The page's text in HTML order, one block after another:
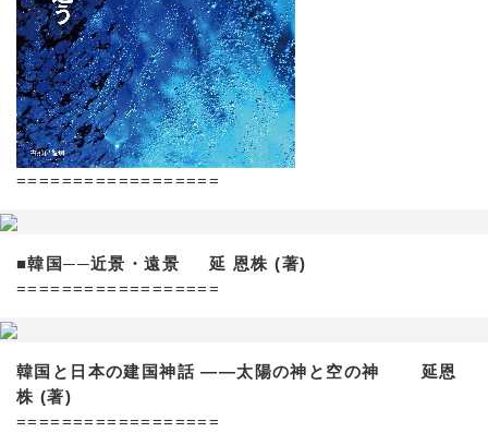
==================
■韓国──近景・遠景 延 恩株 (著)
==================
韓国と日本の建国神話 ——太陽の神と空の神 延恩
株 (著)
==================